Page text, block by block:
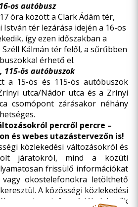
16-os autóbusz
óra között a Clark Ádám tér,
István tér lezárása idején a 16-os
így ezen időszakban a
Kálmán tér felől, a sűrűbben
érhető el.
115-ös autóbuszok
a 15-ös és 115-ös autóbuszok
utca/Nádor utca és a Zrínyi
csomópont zárásakor néhány
percről percre –
és webes utazástervezőn is!
közlekedési változásokról és
járatokról, mind a közúti
frissülő információkat
okostelefonokra letölthető
A közösségi közlekedési
szabott információk érhetők